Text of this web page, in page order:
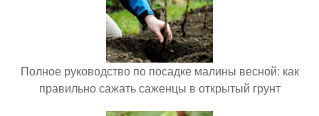
Полное руководство по посадке малины весной: как
правильно сажать саженцы в открытый грунт